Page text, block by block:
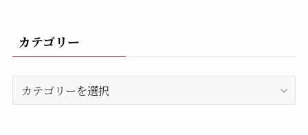
カテゴリー
テ